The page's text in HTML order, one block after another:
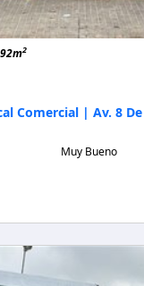
92m2
Comercial | Av. 8
Muy Bueno